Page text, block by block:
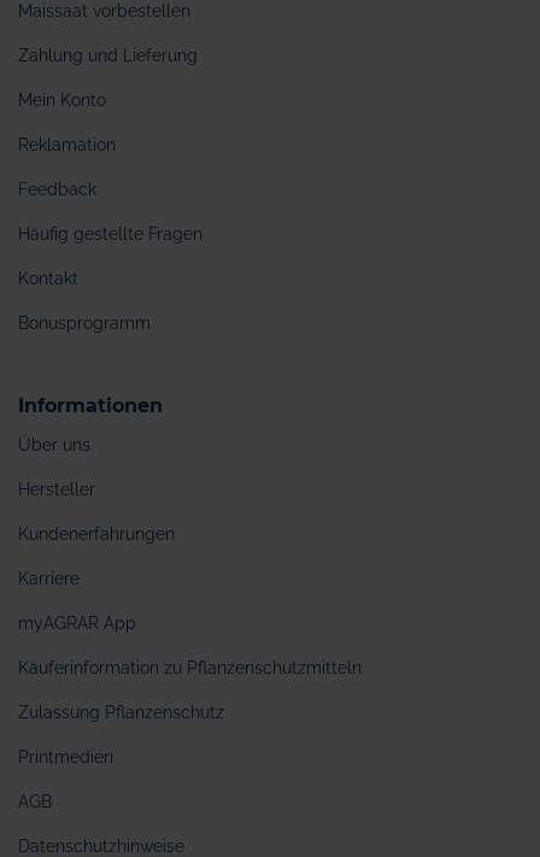
Maissaat vorbestellen
Zahlung und Lieferung
Mein Konto
Reklamation
Feedback
Häufig gestellte Fragen
Kontakt
Bonusprogramm
Informationen
Über uns
Hersteller
Kundenerfahrungen
Karriere
myAGRAR App
Käuferinformation zu Pflanzenschutzmitteln
Zulassung Pflanzenschutz
Printmedien
AGB
Datenschutzhinweise